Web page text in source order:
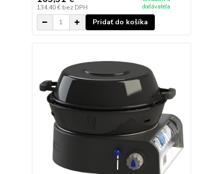
134,40 € bez DPH
dodávateľa
Pridať do košíka